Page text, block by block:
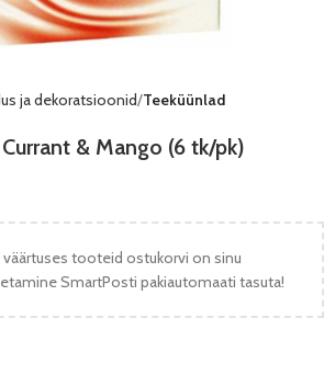
ja dekoratsioonid Teeküünlad
& Mango (6 tk/pk)
väärtuses tooteid ostukorvi on sinu
SmartPosti pakiautomaati tasuta!